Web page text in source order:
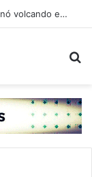
Conducía alcoholizado, sin licencia y terminó volcando en Yasy Cañy